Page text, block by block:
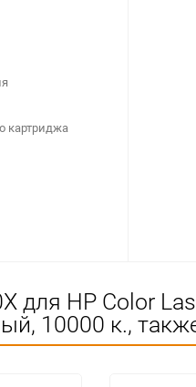
картриджа
для HP Color
10000 к.,